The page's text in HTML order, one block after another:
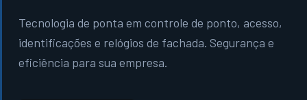
Tecnologia de ponta em controle de ponto, acesso,
identificações e relógios de fachada. Segurança e
eficiência para sua empresa.